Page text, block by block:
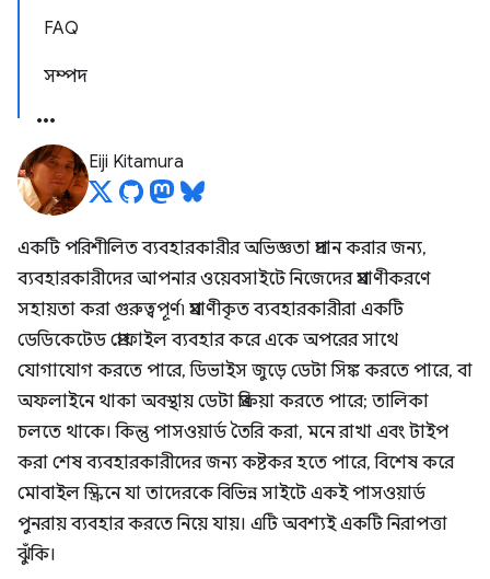
FAQ
সম্পদ
Eiji Kitamura
একটি পরিশীলিত ব্যবহারকারীর অভিজ্ঞতা প্রদান করার জন্য,
ব্যবহারকারীদের আপনার ওয়েবসাইটে নিজেদের প্রমাণীকরণে
সহায়তা করা গুরুত্বপূর্ণ৷ প্রমাণীকৃত ব্যবহারকারীরা একটি
ডেডিকেটেড প্রোফাইল ব্যবহার করে একে অপরের সাথে
যোগাযোগ করতে পারে, ডিভাইস জুড়ে ডেটা সিঙ্ক করতে পারে, বা
অফলাইনে থাকা অবস্থায় ডেটা প্রক্রিয়া করতে পারে; তালিকা
চলতে থাকে। কিন্তু পাসওয়ার্ড তৈরি করা, মনে রাখা এবং টাইপ
করা শেষ ব্যবহারকারীদের জন্য কষ্টকর হতে পারে, বিশেষ করে
মোবাইল স্ক্রিনে যা তাদেরকে বিভিন্ন সাইটে একই পাসওয়ার্ড
পুনরায় ব্যবহার করতে নিয়ে যায়। এটি অবশ্যই একটি নিরাপত্তা
ঝুঁকি।